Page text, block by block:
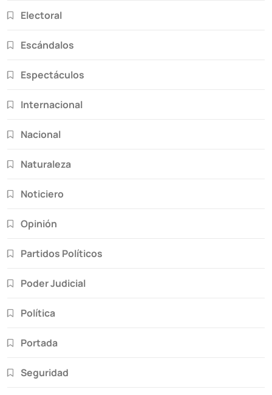
Electoral
Escándalos
Espectáculos
Internacional
Nacional
Naturaleza
Noticiero
Opinión
Partidos Políticos
Poder Judicial
Política
Portada
Seguridad